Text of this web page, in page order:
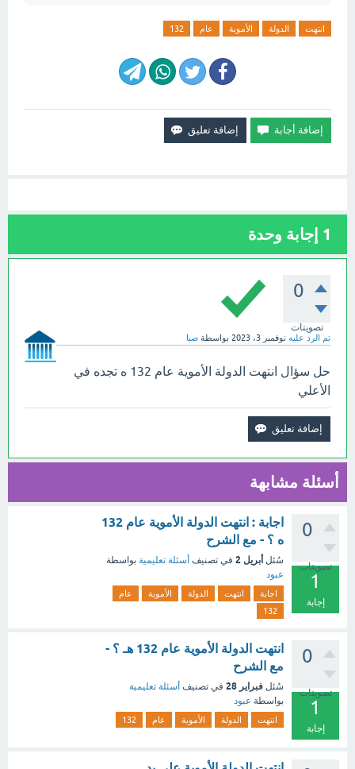
انتهت الدولة الأموية عام 132
1 إجابة وحدة
0
تصويتات
تم الرد عليه نوفمبر 3، 2023 بواسطة صبا
حل سؤال انتهت الدولة الأموية عام 132 ه تجده في
الأعلي
أسئلة مشابهة
0
تصويتات
1
إجابة
اجابة : انتهت الدولة الأموية عام 132
ه ؟ - مع الشرح
سُئل أبريل 2 في تصنيف أسئلة تعليمية بواسطة
عبود
اجابة انتهت الدولة الأموية
عام
132
0
تصويتات
1
إجابة
انتهت الدولة الأموية عام 132 هـ ؟ -
مع الشرح
سُئل فبراير 28 في تصنيف أسئلة تعليمية
بواسطة عبود
انتهت الدولة الأموية عام 132